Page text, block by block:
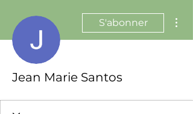
S'abonner
Jean Marie Santos